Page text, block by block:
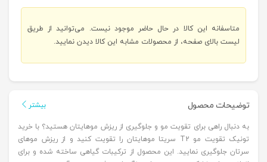
متاسفانه این کالا در حال حاضر موجود نیست. می‌توانید از طریق
لیست بالای صفحه، از محصولات مشابه این کالا دیدن نمایید.
توضیحات محصول بیشتر
به دنبال راهی برای تقویت مو و جلوگیری از ریزش مو‌هایتان هستید؟ با خرید
تونیک تقویت مو T2 سریتا موهایتان را تقویت کنید و از ریزش موهای
سرتان جلوگیری نمایید. این محصول از ترکیبات گیاهی ساخته شده و برای